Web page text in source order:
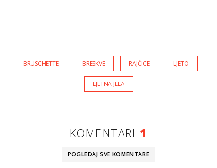
BRUSCHETTE BRESKVE RAJČICE LJETO
LJETNA JELA
KOMENTARI 1
POGLEDAJ SVE KOMENTARE